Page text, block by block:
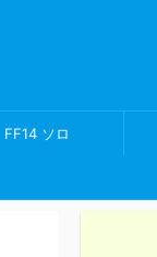
FF14 ソロ